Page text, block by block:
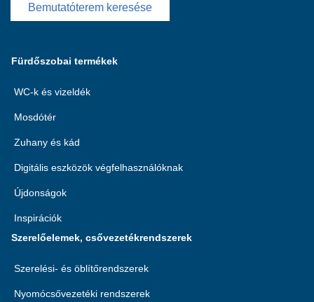
Bemutatóterem keresése
Fürdőszobai termékek
WC-k és vizeldék
Mosdótér
Zuhany és kád
Digitális eszközök végfelhasználóknak
Újdonságok
Inspirációk
Szerelőelemek, csővezetékrendszerek
Szerelési- és öblítőrendszerek
Nyomócsővezetéki rendszerek